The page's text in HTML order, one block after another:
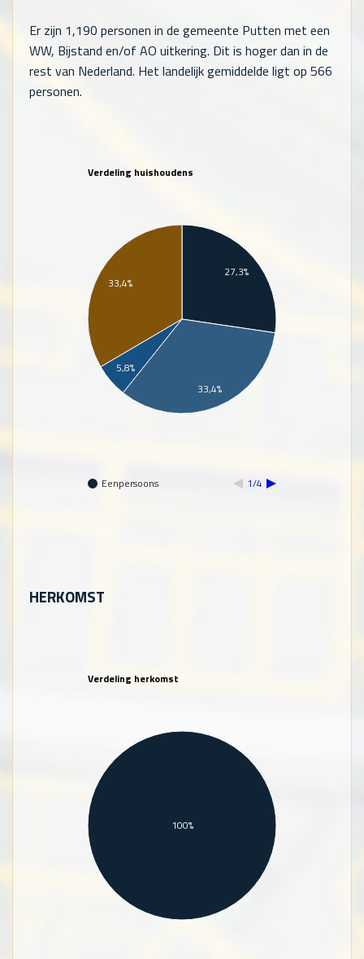
Er zijn 1,190 personen in de gemeente Putten met een
WW, Bijstand en/of AO uitkering. Dit is hoger dan in de
rest van Nederland. Het landelijk gemiddelde ligt op 566
personen.
Verdeling huishoudens
Eenpersoons 1/4
27,3%
33,4%
5,8%
33,4%
HERKOMST
Verdeling herkomst
100%